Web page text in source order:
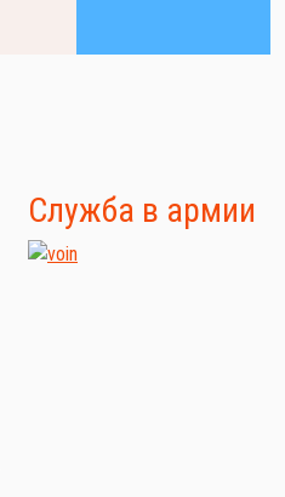
Служба в армии